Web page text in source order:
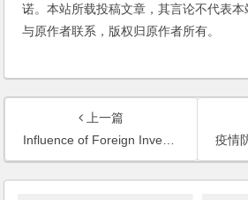
诺。本站所载投稿文章，其言论不代表
与原作者联系，版权归原作者所有。
上一篇
Influence of Foreign Investment Law on foreign investment enterprises
疫情防控时